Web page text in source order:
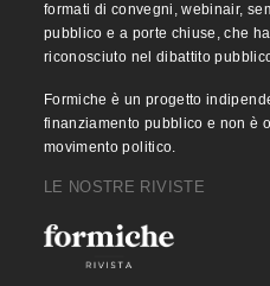
formati di convegni, webinair,
pubblico e a porte chiuse, che
riconosciuto nel dibattito
Formiche è un progetto
finanziamento pubblico e non è
movimento politico.
LE NOSTRE RIVISTE